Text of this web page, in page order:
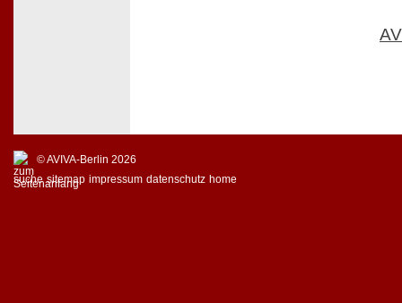
© AVIVA-Berlin 2026
suche sitemap impressum datenschutz home